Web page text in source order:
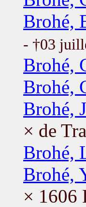
Brohé,
- †03
Brohé,
Brohé,
Brohé,
× de
Brohé,
Brohé,
× 1606